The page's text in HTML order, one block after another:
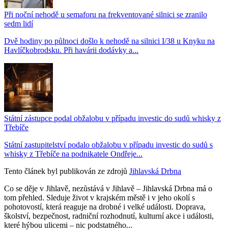
Při noční nehodě u semaforu na frekventované silnici se zranilo
sedm lidí
Dvě hodiny po půlnoci došlo k nehodě na silnici I/38 u Knyku na
Havlíčkobrodsku. Při havárii dodávky a...
Státní zástupce podal obžalobu v případu investic do sudů whisky z
Třebíče
Státní zastupitelství podalo obžalobu v případu investic do sudů s
whisky z Třebíče na podnikatele Ondřeje...
Tento článek byl publikován ze zdrojů Jihlavská Drbna
Co se děje v Jihlavě, nezůstává v Jihlavě – Jihlavská Drbna má o
tom přehled. Sleduje život v krajském městě i v jeho okolí s
pohotovostí, která reaguje na drobné i velké události. Doprava,
školství, bezpečnost, radniční rozhodnutí, kulturní akce i události,
které hýbou ulicemi – nic podstatného...